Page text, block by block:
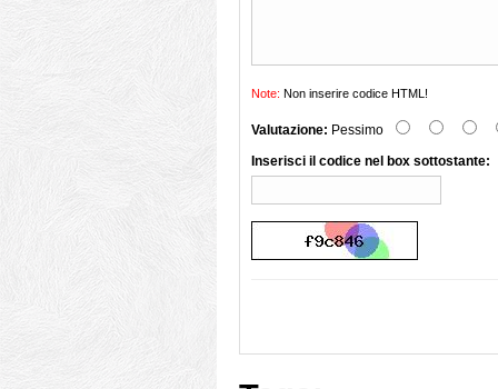
Note: Non inserire codice HTML!
Valutazione: Pessimo
Inserisci il codice nel box sottostante: